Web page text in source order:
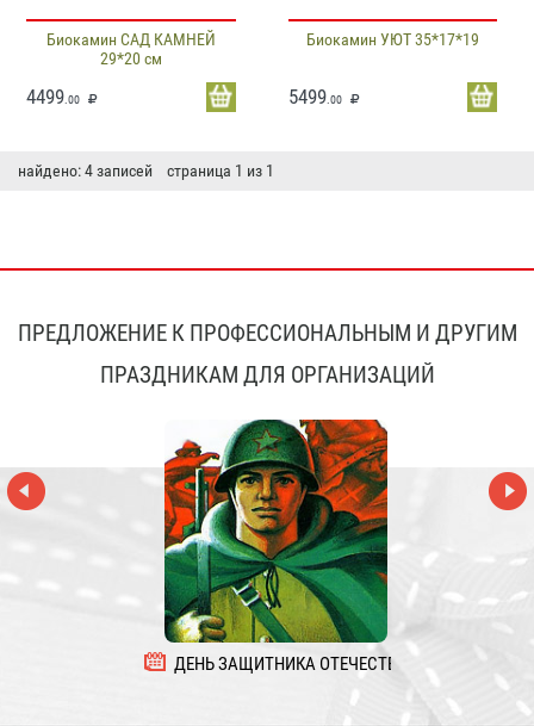
Биокамин САД КАМНЕЙ
29*20 см
4499 .00
Биокамин УЮТ 35*17*19
5499.00
найдено: 4 записей страница 1 из 1
ПРЕДЛОЖЕНИЕ К ПРОФЕССИОНАЛЬНЫМ И ДРУГИМ
ПРАЗДНИКАМ ДЛЯ ОРГАНИЗАЦИЙ
ДЕНЬ ЗАЩИТНИКА ОТЕЧЕСТВА